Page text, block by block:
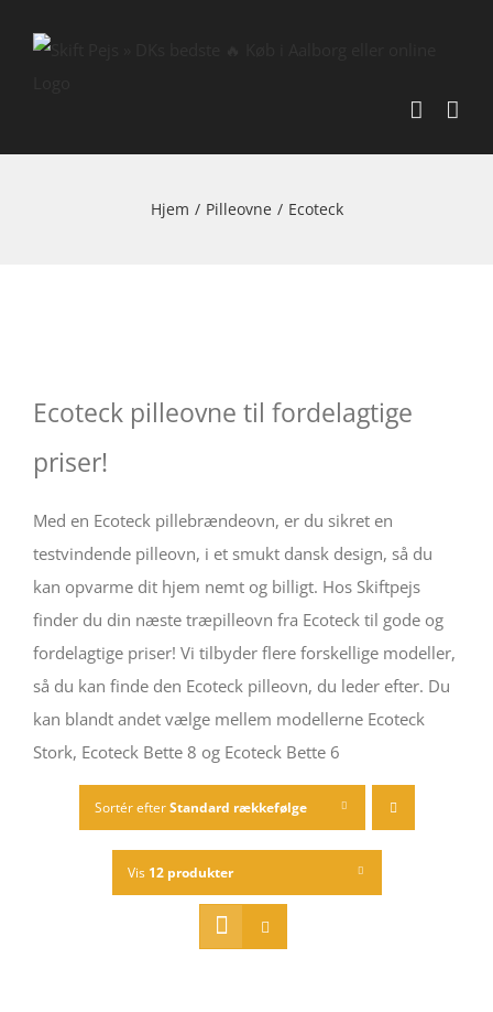
Hjem / Pilleovne / Ecoteck
Ecoteck pilleovne til fordelagtige
priser!
Med en Ecoteck pillebrændeovn, er du sikret en
testvindende pilleovn, i et smukt dansk design, så du
kan opvarme dit hjem nemt og billigt. Hos Skiftpejs
finder du din næste træpilleovn fra Ecoteck til gode og
fordelagtige priser! Vi tilbyder flere forskellige modeller,
så du kan finde den Ecoteck pilleovn, du leder efter. Du
kan blandt andet vælge mellem modellerne Ecoteck
Stork, Ecoteck Bette 8 og Ecoteck Bette 6
Sortér efterStandard rækkefølge
Vis 12 produkter